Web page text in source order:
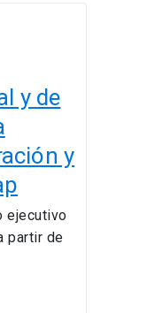
y de
y
ejecutivo
partir de